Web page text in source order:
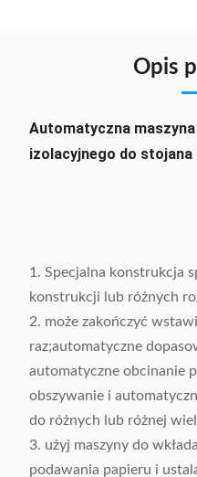
Opis
Automatyczna
izolacyjnego do
1. Specjalna konstrukcja
konstrukcji lub różnych
2. może zakończyć
raz;automatyczne
automatyczne obcinanie
obszywanie i
do różnych lub różnej
3. użyj maszyny do
podawania papieru i